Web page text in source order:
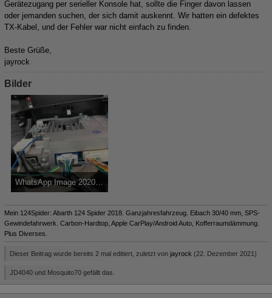
Gerätezugang per serieller Konsole hat, sollte die Finger davon lassen
oder jemanden suchen, der sich damit auskennt. Wir hatten ein defektes
TX-Kabel, und der Fehler war nicht einfach zu finden.
Beste Grüße,
jayrock
Bilder
WhatsApp Image 2020-10-24 at 10.13.25.jpeg
254,05 kB, 1.600×1.200, 2.046 mal angesehen
Mein 124Spider: Abarth 124 Spider 2018. Ganzjahresfahrzeug. Eibach 30/40 mm, SPS-
Gewindefahrwerk. Carbon-Hardtop, Apple CarPlay/Android Auto, Kofferraumdämmung.
Plus Diverses.
Dieser Beitrag wurde bereits 2 mal editiert, zuletzt von jayrock (22. Dezember 2021)
JD4040 und Mosquito70 gefällt das.